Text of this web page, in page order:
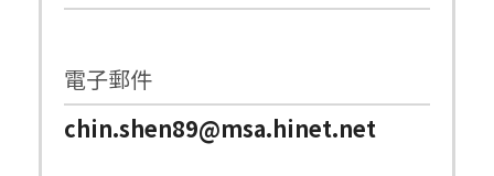
電子郵件
chin.shen89@msa.hinet.net